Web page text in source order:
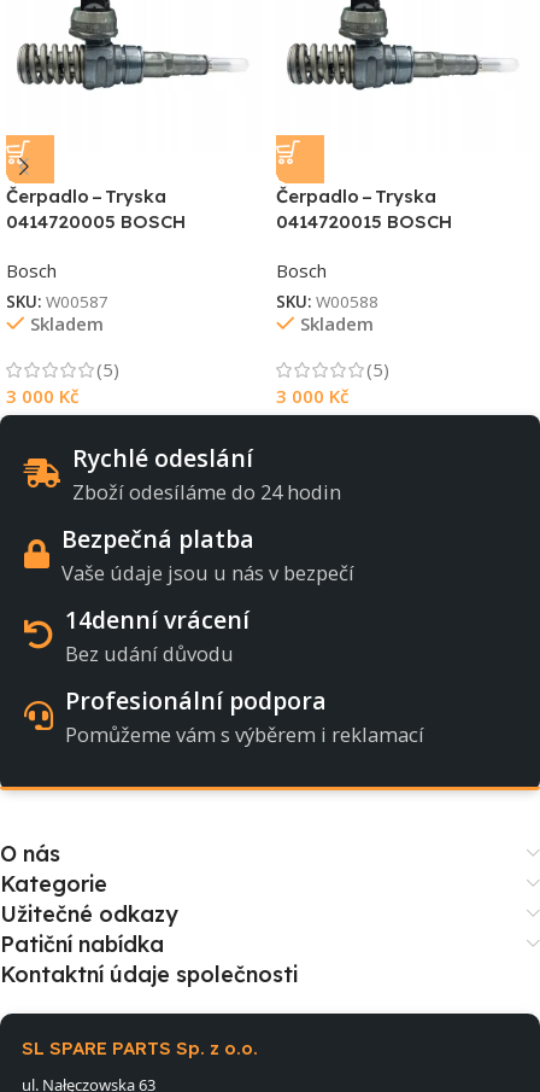
Čerpadlo – Tryska
0414720005 BOSCH
Bosch
SKU: W00587
Skladem
(5)
3 000 Kč
Čerpadlo – Tryska
0414720015 BOSCH
Bosch
SKU: W00588
Skladem
(5)
3 000 Kč
Rychlé odeslání
Zboží odesíláme do 24 hodin
Bezpečná platba
Vaše údaje jsou u nás v bezpečí
14denní vrácení
Bez udání důvodu
Profesionální podpora
Pomůžeme vám s výběrem i reklamací
O nás
Kategorie
Užitečné odkazy
Patiční nabídka
Kontaktní údaje společnosti
SL SPARE PARTS Sp. z o.o.
ul. Nałęczowska 63